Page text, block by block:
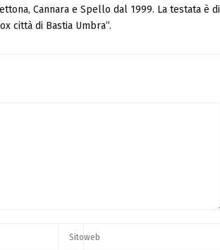
Cannara e Spello dal 1999. La testata è di
città di Bastia Umbra”.